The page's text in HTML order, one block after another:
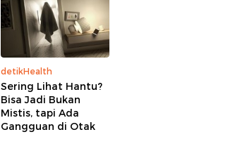
detikHealth
Sering Lihat Hantu?
Bisa Jadi Bukan
Mistis, tapi Ada
Gangguan di Otak